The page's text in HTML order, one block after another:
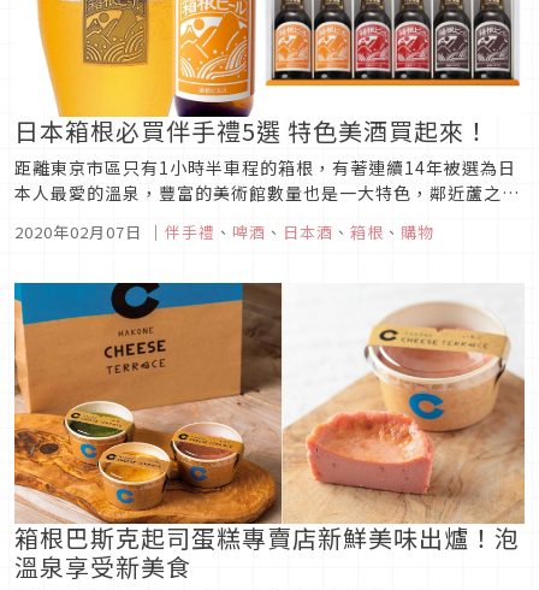
日本箱根必買伴手禮5選 特色美酒買起來！
距離東京市區只有1小時半車程的箱根，有著連續14年被選為日
本人最愛的溫泉，豐富的美術館數量也是一大特色，鄰近蘆之湖
本溫泉，江戶時代便自東海道沿途開發，為許多旅人和湯治客稱
創出，形成極富特色...
2020年02月07日 ｜ 伴手禮 、 啤酒 、 日本酒 、 箱根 、 購物
箱根巴斯克起司蛋糕專賣店新鮮美味出爐！泡
溫泉享受新美食